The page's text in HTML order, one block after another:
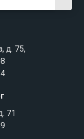
д. 75,
71